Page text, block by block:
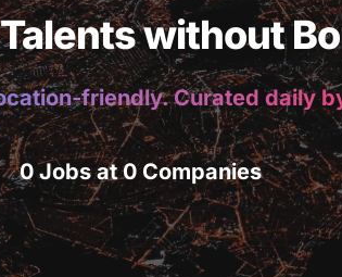
without
friendly. Curated daily
0 Jobs at 0 Companies